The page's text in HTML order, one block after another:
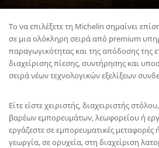
Το να επιλέξετε τη Michelin σημαίνει
σε μια ολόκληρη σειρά από premium
παραγωγικότητας και της απόδοσης της
διαχείρισης πίεσης, συντήρησης και
σειρά νέων τεχνολογικών εξελίξεων
Είτε είστε χειριστής, διαχειριστής
βαρέων εμπορευμάτων, λεωφορείου ή
εργάζεστε σε εμπορευματικές
γεωργία, σε ορυχεία, στη διαχείριση